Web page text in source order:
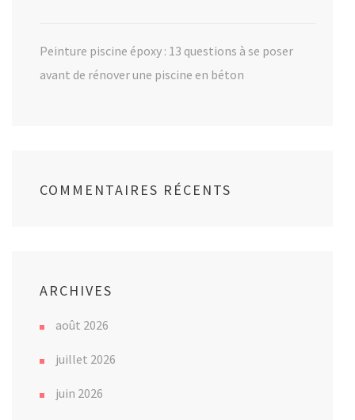
Peinture piscine époxy : 13 questions à se poser
avant de rénover une piscine en béton
COMMENTAIRES RÉCENTS
ARCHIVES
août 2026
juillet 2026
juin 2026